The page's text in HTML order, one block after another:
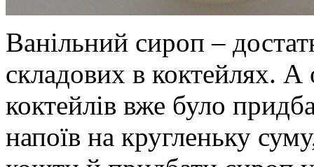
Ванільний сироп –
складових в коктейлях. А
коктейлів вже було
напоїв на кругленьку